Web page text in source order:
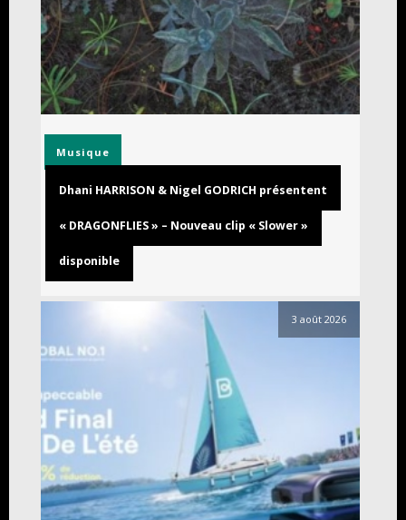
Musique
Dhani HARRISON & Nigel GODRICH présentent
« DRAGONFLIES » – Nouveau clip « Slower »
disponible
3 août 2026